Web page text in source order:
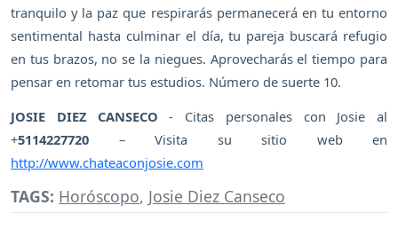
tranquilo y la paz que respirarás permanecerá en tu entorno
sentimental hasta culminar el día, tu pareja buscará refugio
en tus brazos, no se la niegues. Aprovecharás el tiempo para
pensar en retomar tus estudios. Número de suerte 10.
JOSIE DIEZ CANSECO - Citas personales con Josie al
+5114227720 – Visita su sitio web en
http://www.chateaconjosie.com
TAGS: Horóscopo, Josie Diez Canseco